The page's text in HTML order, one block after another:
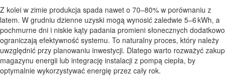
Z kolei w zimie produkcja spada nawet o 70–80% w porównaniu z
latem. W grudniu dzienne uzyski mogą wynosić zaledwie 5–6 kWh, a
pochmurne dni i niskie kąty padania promieni słonecznych dodatkowo
ograniczają efektywność systemu. To naturalny proces, który należy
uwzględnić przy planowaniu inwestycji. Dlatego warto rozważyć zakup
magazynu energii lub integrację instalacji z pompą ciepła, by
optymalnie wykorzystywać energię przez cały rok.